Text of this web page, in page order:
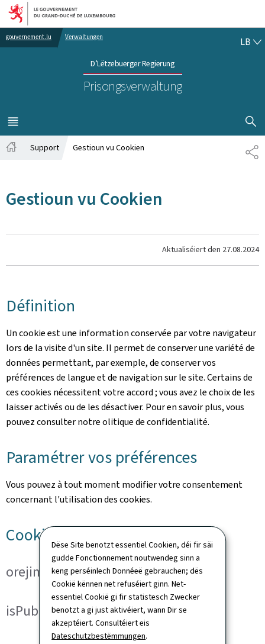
Dëse Site benotzt essentiel Cookien, déi fir säi
gudde Fonctionnement noutwendeg sinn a
keng perséinlech Donnéeë gebrauchen; dës
Cookië kënnen net refuséiert ginn. Net-
essentiel Cookië gi fir statistesch Zwecker
benotzt a gi just aktivéiert, wann Dir se
akzeptéiert. Consultéiert eis
Dateschutzbestëmmungen.
Bei den Haaptmenü goen
Bei den Inhalt goen
gouvernement.lu Verwaltungen
D’Lëtzebuerger Regierung
Prisongsverwaltung
LB
MENÜ
HAAPT-
SHOW
Support Gestioun vu Cookien
Gestioun vu Cookien
Aktualiséiert den 27.08.2024
Définition
Un cookie est une information conservée par votre navigateur
lors de la visite d'un site. Il permet de conserver une variété de
données permettant, par exemple, de conserver vos
préférences de langue et de navigation sur le site. Certains de
ces cookies nécessitent votre accord ; vous avez le choix de les
laisser activés ou de les désactiver. Pour en savoir plus, vous
pouvez consulter notre olitique de confidentialité.
Paramétrer vos préférences
Vous pouvez à tout moment modifier votre consentement
concernant l'utilisation des cookies.
Cookies techniques
orejime
isPublicWebsite